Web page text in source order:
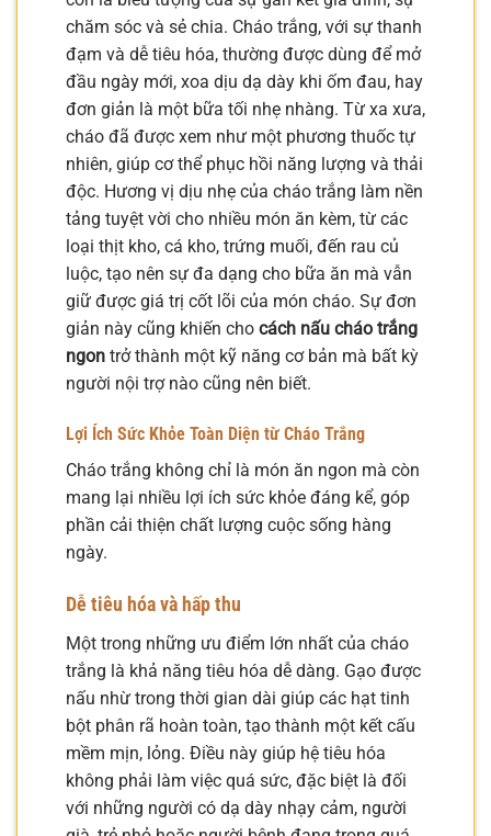
chăm sóc và sẻ chia. Cháo trắng, với sự thanh
đạm và dễ tiêu hóa, thường được dùng để mở
đầu ngày mới, xoa dịu dạ dày khi ốm đau, hay
đơn giản là một bữa tối nhẹ nhàng. Từ xa xưa,
cháo đã được xem như một phương thuốc tự
nhiên, giúp cơ thể phục hồi năng lượng và thải
độc. Hương vị dịu nhẹ của cháo trắng làm nền
tảng tuyệt vời cho nhiều món ăn kèm, từ các
loại thịt kho, cá kho, trứng muối, đến rau củ
luộc, tạo nên sự đa dạng cho bữa ăn mà vẫn
giữ được giá trị cốt lõi của món cháo. Sự đơn
giản này cũng khiến cho cách nấu cháo trắng
ngon trở thành một kỹ năng cơ bản mà bất kỳ
người nội trợ nào cũng nên biết.
Lợi Ích Sức Khỏe Toàn Diện từ Cháo Trắng
Cháo trắng không chỉ là món ăn ngon mà còn
mang lại nhiều lợi ích sức khỏe đáng kể, góp
phần cải thiện chất lượng cuộc sống hàng
ngày.
Dễ tiêu hóa và hấp thu
Một trong những ưu điểm lớn nhất của cháo
trắng là khả năng tiêu hóa dễ dàng. Gạo được
nấu nhừ trong thời gian dài giúp các hạt tinh
bột phân rã hoàn toàn, tạo thành một kết cấu
mềm mịn, lỏng. Điều này giúp hệ tiêu hóa
không phải làm việc quá sức, đặc biệt là đối
với những người có dạ dày nhạy cảm, người